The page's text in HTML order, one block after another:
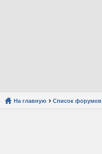
На главную Список форумов